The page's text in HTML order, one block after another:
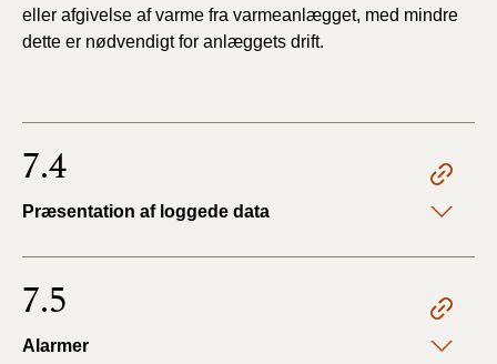
eller afgivelse af varme fra varmeanlægget, med mindre
dette er nødvendigt for anlæggets drift.
7.4
Præsentation af loggede data
7.5
Alarmer